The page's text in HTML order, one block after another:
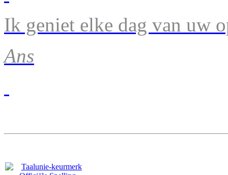
Ik geniet elke dag van uw
Ans